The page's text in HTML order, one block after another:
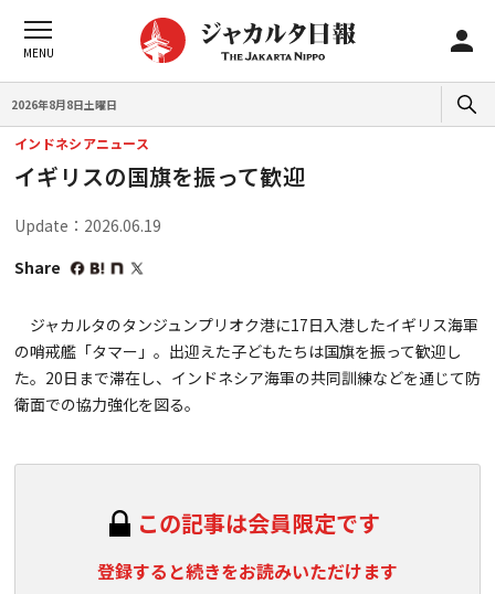
2026年8月8日土曜日
インドネシアニュース
イギリスの国旗を振って歓迎
Update：2026.06.19
Share
ジャカルタのタンジュンプリオク港に17日入港したイギリス海軍
の哨戒艦「タマー」。出迎えた子どもたちは国旗を振って歓迎し
た。20日まで滞在し、インドネシア海軍の共同訓練などを通じて防
衛面での協力強化を図る。
この記事は会員限定です
登録すると続きをお読みいただけます